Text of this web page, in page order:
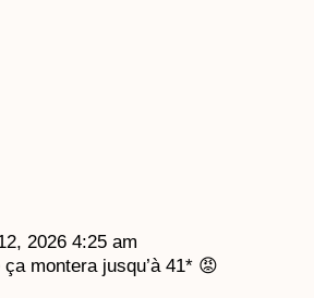
2026 4:25 am
montera jusqu’à 41* 😡